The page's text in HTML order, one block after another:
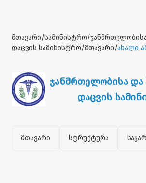
მთავარი/სამინისტრო/
დაცვის სამინისტრო/მთავარი/ახალი
ჯანმრთელობისა
დაცვის
მთავარი სტრუქტურა